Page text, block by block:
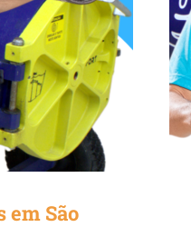
em São